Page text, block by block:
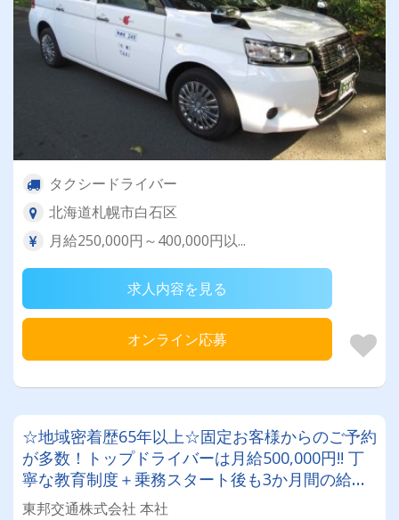
タクシードライバー
北海道札幌市白石区
月給250,000円～400,000円以...
求人内容を見る
オンライン応募
☆地域密着歴65年以上☆固定お客様からのご予約
が多数！トップドライバーは月給500,000円!! 丁
寧な教育制度＋乗務スタート後も3か月間の給料
保証制度があるので未経験でも安心♪
東邦交通株式会社 本社